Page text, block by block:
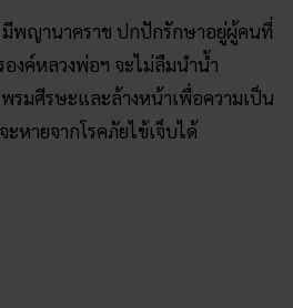
พญานาคราช ปกปักรักษาอยู่ผู้คนที่
งค์หลวงพ่อฯ จะไม่ลืมนำน้ำ
มศีรษะและล้างหน้าเพื่อความเป็น
หายจากโรคภัยไข้เจ็บได้